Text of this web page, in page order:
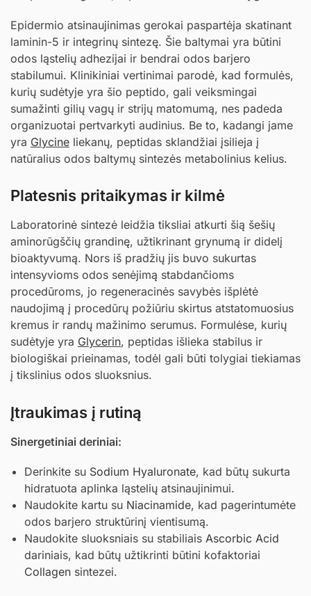
Epidermio atsinaujinimas gerokai paspartėja skatinant
laminin-5 ir integrinų sintezę. Šie baltymai yra būtini
odos ląstelių adhezijai ir bendrai odos barjero
stabilumui. Klinikiniai vertinimai parodė, kad formulės,
kurių sudėtyje yra šio peptido, gali veiksmingai
sumažinti gilių vagų ir strijų matomumą, nes padeda
organizuotai pertvarkyti audinius. Be to, kadangi jame
yra Glycine liekanų, peptidas sklandžiai įsilieja į
natūralius odos baltymų sintezės metabolinius kelius.
Platesnis pritaikymas ir kilmė
Laboratorinė sintezė leidžia tiksliai atkurti šią šešių
aminorūgščių grandinę, užtikrinant grynumą ir didelį
bioaktyvumą. Nors iš pradžių jis buvo sukurtas
intensyvioms odos senėjimą stabdančioms
procedūroms, jo regeneracinės savybės išplėtė
naudojimą į procedūrų požiūriu skirtus atstatomuosius
kremus ir randų mažinimo serumus. Formulėse, kurių
sudėtyje yra Glycerin, peptidas išlieka stabilus ir
biologiškai prieinamas, todėl gali būti tolygiai tiekiamas
į tikslinius odos sluoksnius.
Įtraukimas į rutiną
Sinergetiniai deriniai:
Derinkite su Sodium Hyaluronate, kad būtų sukurta
hidratuota aplinka ląstelių atsinaujinimui.
Naudokite kartu su Niacinamide, kad pagerintumėte
odos barjero struktūrinį vientisumą.
Naudokite sluoksniais su stabiliais Ascorbic Acid
dariniais, kad būtų užtikrinti būtini kofaktoriai
Collagen sintezei.